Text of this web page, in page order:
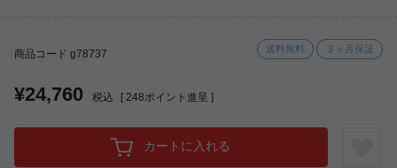
商品コード g78737 送料無料 ３ヶ月保証
¥24,760 税込 [ 248ポイント進呈 ]
カートに入れる